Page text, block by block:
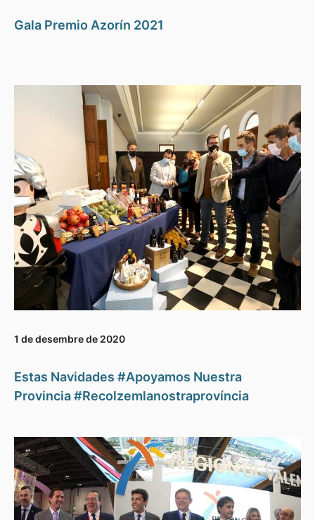
Gala Premio Azorín 2021
1 de desembre de 2020
Estas Navidades #Apoyamos Nuestra
Provincia #Recolzemlanostraprovíncia